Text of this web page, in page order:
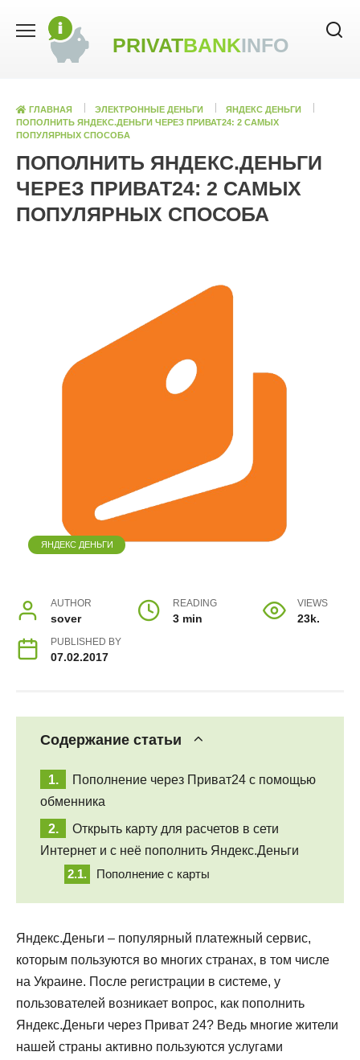
PRIVATBANKINFO
ГЛАВНАЯ ЭЛЕКТРОННЫЕ ДЕНЬГИ
ЯНДЕКС ДЕНЬГИ
ПОПОЛНИТЬ ЯНДЕКС.ДЕНЬГИ ЧЕРЕЗ ПРИВАТ24: 2 САМЫХ
ПОПУЛЯРНЫХ СПОСОБА
ПОПОЛНИТЬ ЯНДЕКС.ДЕНЬГИ
ЧЕРЕЗ ПРИВАТ24: 2 САМЫХ
ПОПУЛЯРНЫХ СПОСОБА
ЯНДЕКС ДЕНЬГИ
AUTHOR
sover
READING
3 min
VIEWS
23k.
PUBLISHED BY
07.02.2017
Содержание статьи
Пополнение через Приват24 с помощью
обменника
Открыть карту для расчетов в сети
Интернет и с неё пополнить Яндекс.Деньги
Пополнение с карты
Яндекс.Деньги – популярный платежный сервис,
которым пользуются во многих странах, в том числе
на Украине. После регистрации в системе, у
пользователей возникает вопрос, как пополнить
Яндекс.Деньги через Приват 24? Ведь многие жители
нашей страны активно пользуются услугами